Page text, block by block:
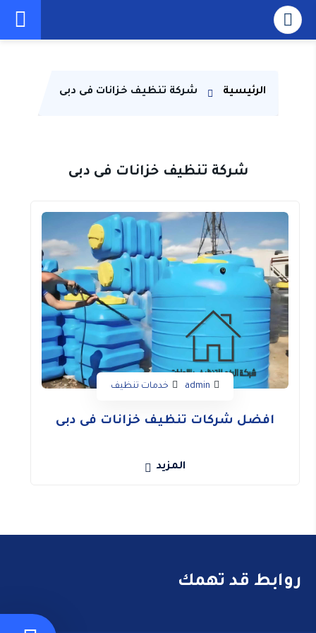
الرئيسية شركة تنظيف خزانات فى دبى
شركة تنظيف خزانات فى دبى
admin خدمات تنظيف
افضل شركات تنظيف خزانات فى دبى
المزيد
روابط قد تهمك